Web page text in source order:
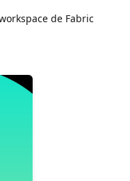
de Fabric